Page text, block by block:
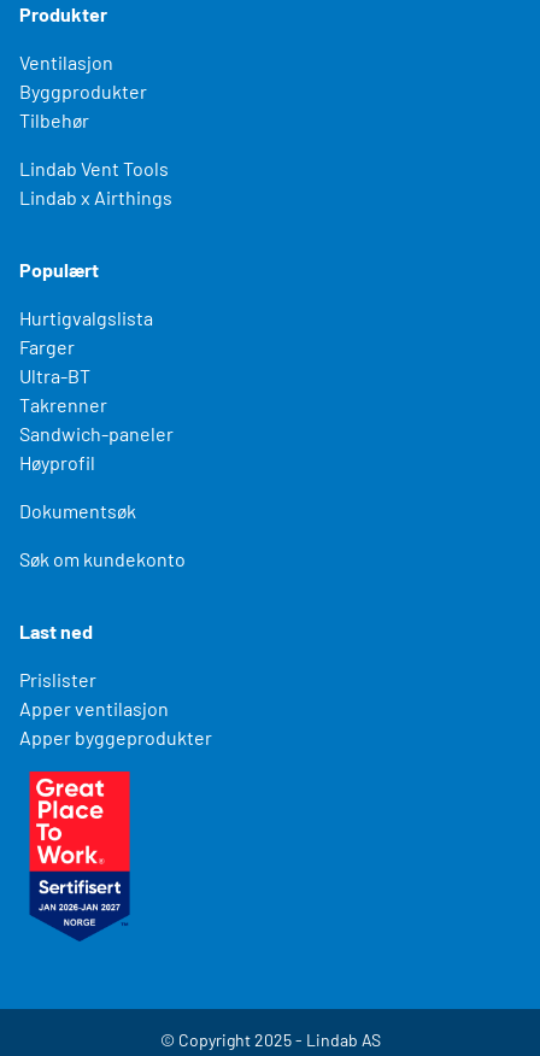
Produkter
Ventilasjon
Byggprodukter
Tilbehør
Lindab Vent Tools
Lindab x Airthings
Populært
Hurtigvalgslista
Farger
Ultra-BT
Takrenner
Sandwich-paneler
Høyprofil
Dokumentsøk
Søk om kundekonto
Last ned
Prislister
Apper ventilasjon
Apper byggeprodukter
© Copyright 2025 - Lindab AS